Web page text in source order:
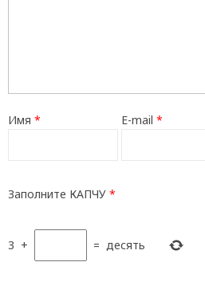
Имя* E-mail*
Заполните КАПЧУ *
3 + = десять